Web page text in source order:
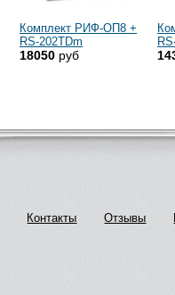
Комплект РИФ-ОП8 +
RS-202TDm
18050 руб
Контакты Отзывы